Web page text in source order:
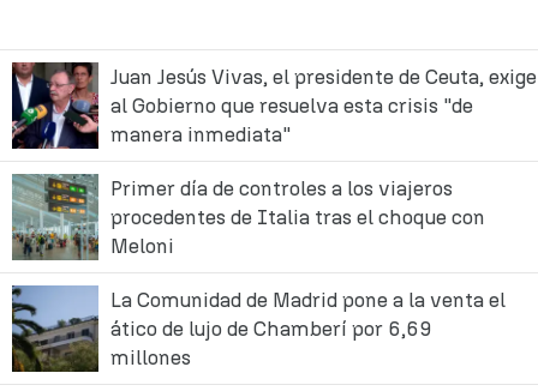
Juan Jesús Vivas, el presidente de Ceuta, exige
al Gobierno que resuelva esta crisis "de
manera inmediata"
Primer día de controles a los viajeros
procedentes de Italia tras el choque con
Meloni
La Comunidad de Madrid pone a la venta el
ático de lujo de Chamberí por 6,69
millones